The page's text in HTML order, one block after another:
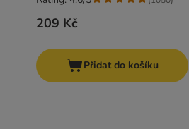
209 Kč
Přidat do košíku